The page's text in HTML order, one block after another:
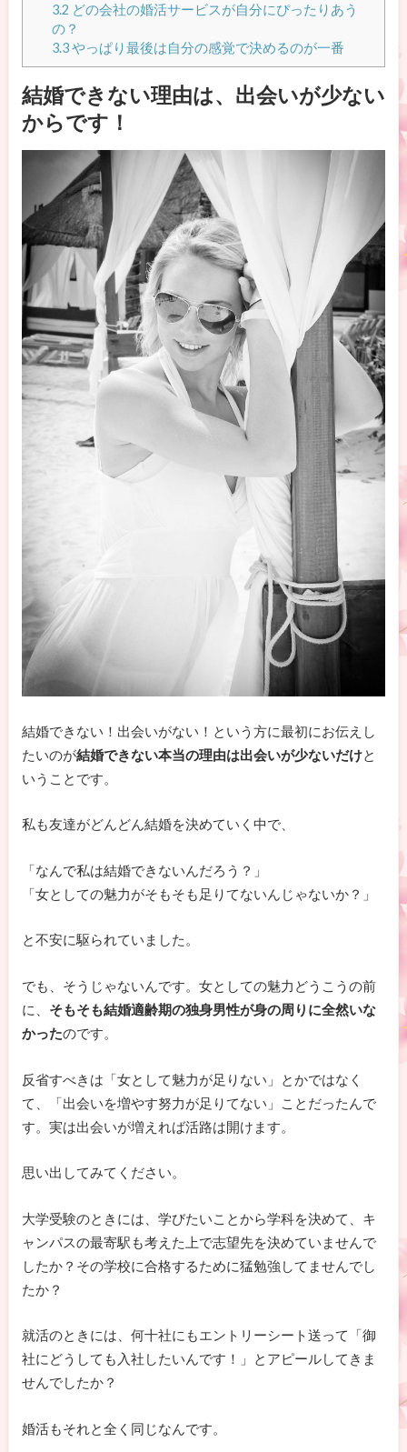
3.2 どの会社の婚活サービスが自分にぴったりあう
の？
3.3やっぱり最後は自分の感覚で決めるのが一番
結婚できない理由は、出会いが少ない
からです！
結婚できない！出会いがない！という方に最初にお伝えし
たいのが結婚できない本当の理由は出会いが少ないだけと
いうことです。
私も友達がどんどん結婚を決めていく中で、
「なんで私は結婚できないんだろう？」
「女としての魅力がそもそも足りてないんじゃないか？」
と不安に駆られていました。
でも、そうじゃないんです。女としての魅力どうこうの前
に、 そもそも結婚適齢期の独身男性が身の周りに全然いな
かったのです。
反省すべきは「女として魅力が足りない」とかではなく
て、「出会いを増やす努力が足りてない」ことだったんで
す。実は出会いが増えれば活路は開けます。
思い出してみてください。
大学受験のときには、学びたいことから学科を決めて、キ
ャンパスの最寄駅も考えた上で志望先を決めていませんで
したか？その学校に合格するために猛勉強してませんでし
たか？
就活のときには、何十社にもエントリーシート送って「御
社にどうしても入社したいんです！」とアピールしてきま
せんでしたか？
婚活もそれと全く同じなんです。